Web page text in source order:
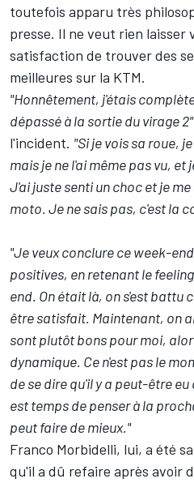
toutefois apparu très
presse. Il ne veut rien laisser
satisfaction de trouver des
meilleures sur la KTM.
"Honnêtement, j'étais
dépassé à la sortie du virage 2"
l'incident. "Si je vois sa roue,
mais je ne l'ai même pas vu, et
J'ai juste senti un choc et je
moto. Je ne sais pas, c'est la
"Je veux conclure ce week-
positives, en retenant le
end. On était là, on s'est battu
être satisfait. Maintenant, on
sont plutôt bons pour moi,
dynamique. Ce n'est pas le
de se dire qu'il y a peut-être
est temps de penser à la
peut faire de mieux."
Franco Morbidelli, lui, a été
qu'il a dû refaire après avoir